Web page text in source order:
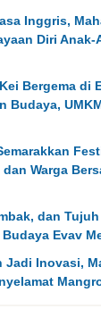
Inggris,
Diri Anak-
Bergema di
Budaya,
Warga
dan
Evav
Jadi Inovasi,